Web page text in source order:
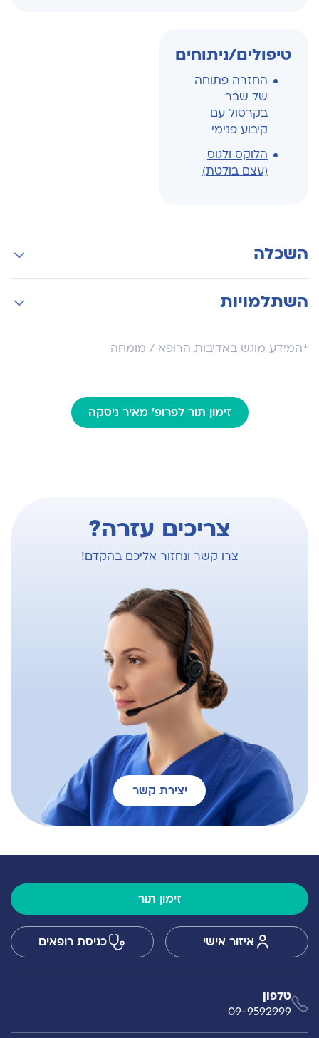
טיפולים/ניתוחים
החזרה פתוחה
של שבר
בקרסול עם
קיבוע פנימי
הלוקס ולגוס
(עצם בולטת)
השכלה
ירושלים
השתלמויות
*המידע מוגש באדיבות הרופא / מומחה
זימון תור לפרופ' מאיר ניסקה
צריכים עזרה?
צרו קשר ונחזור אליכם בהקדם!
יצירת קשר
זימון תור
איזור אישי כניסת רופאים
טלפון
09-9592999